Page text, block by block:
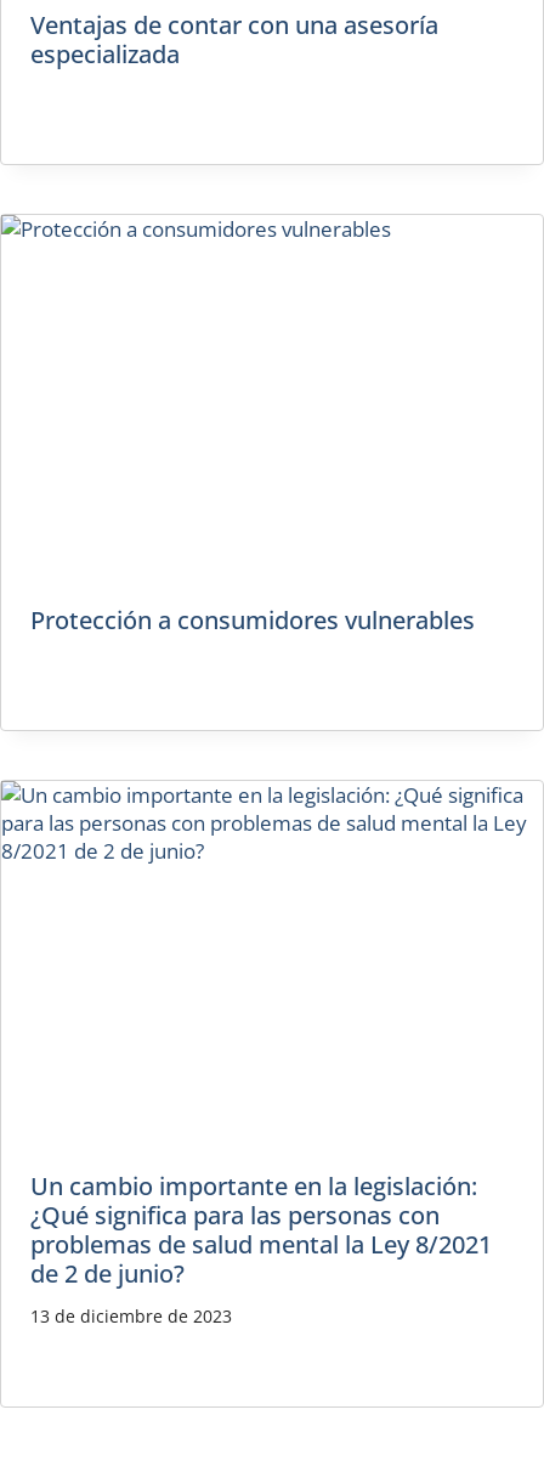
Ventajas de contar con una asesoría
especializada
Protección a consumidores vulnerables
Un cambio importante en la legislación:
¿Qué significa para las personas con
problemas de salud mental la Ley 8/2021
de 2 de junio?
13 de diciembre de 2023